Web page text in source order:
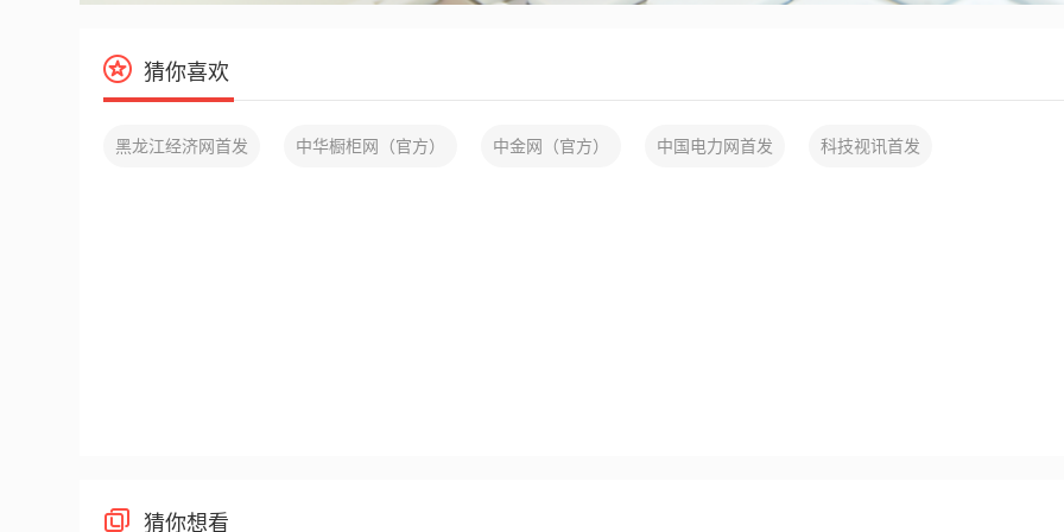
猜你喜欢
黑龙江经济网首发 中华橱柜网（官方） 中金网（官方） 中国电力网首发 科技视讯首发
猜你想看